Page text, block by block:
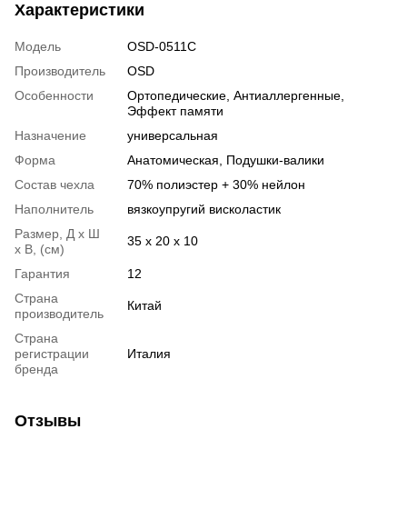
Характеристики
Модель
OSD-0511C
Производитель
OSD
Особенности
Ортопедические Антиаллергенные
Эффект памяти
Назначение
универсальная
Форма
Анатомическая
Подушки-валики
Состав чехла
70% полиэстер + 30% нейлон
Наполнитель
вязкоупругий висколастик
Размер, Д х Ш
х В, (см)
35 x 20 x 10
Гарантия
12
Страна
производитель
Китай
Страна
регистрации
бренда
Италия
Отзывы